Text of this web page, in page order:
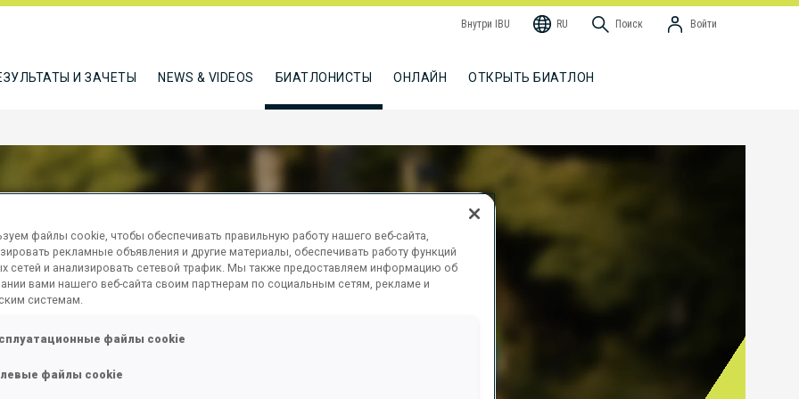
Внутри IBU RU Поиск Войти
И ЗАЧЕТЫ NEWS & VIDEOS БИАТЛОНИСТЫ ОНЛАЙН ОТКРЫТЬ БИАТЛОН
ALEXANDER
файлы cookie, чтобы обеспечивать правильную работу нашего веб-сайта,
рекламные объявления и другие материалы, обеспечивать работу функций
сетей и анализировать сетевой трафик. Мы также предоставляем информацию об
вами нашего веб-сайта своим партнерам по социальным сетям, рекламе и
системам.
файлы cookie
файлы cookie